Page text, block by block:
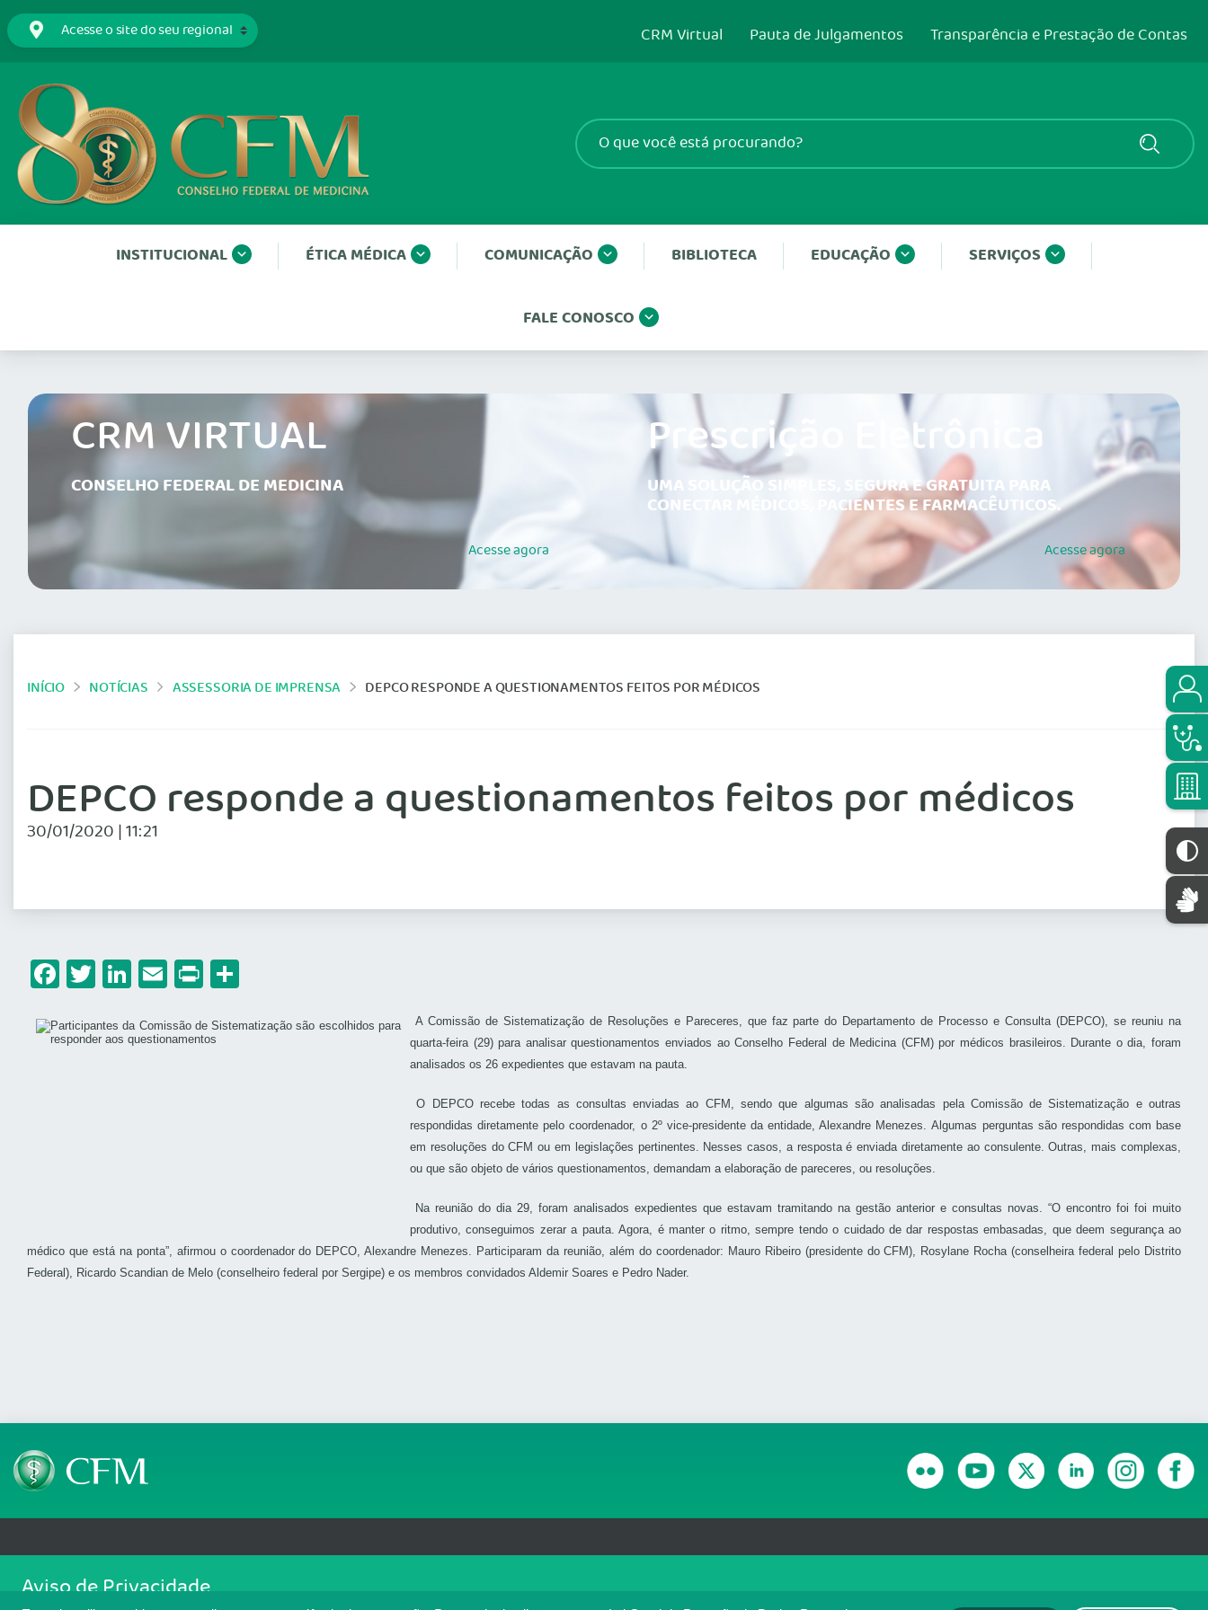
CRM Virtual Pauta de Julgamentos Transparência e Prestação de Contas
INSTITUCIONAL ÉTICA MÉDICA COMUNICAÇÃO BIBLIOTECA EDUCAÇÃO SERVIÇOS
FALE CONOSCO
CRM VIRTUAL
CONSELHO FEDERAL DE MEDICINA
Acesseagora
Prescrição Eletrônica
UMA SOLUÇÃO SIMPLES, SEGURA E GRATUITA PARA
CONECTAR MÉDICOS, PACIENTES E FARMACÊUTICOS.
Acesseagora
INÍCIO NOTÍCIAS ASSESSORIA DE IMPRENSA DEPCO RESPONDE A QUESTIONAMENTOS FEITOS POR MÉDICOS
DEPCO responde a questionamentos feitos por médicos
30/01/2020 | 11:21
Facebook
Twitter
LinkedIn
Email
Print
A Comissão de Sistematização de Resoluções e Pareceres, que faz parte do Departamento de Processo e Consulta (DEPCO), se reuniu na
quarta-feira (29) para analisar questionamentos enviados ao Conselho Federal de Medicina (CFM) por médicos brasileiros. Durante o dia, foram
analisados os 26 expedientes que estavam na pauta.
O DEPCO recebe todas as consultas enviadas ao CFM, sendo que algumas são analisadas pela Comissão de Sistematização e outras
respondidas diretamente pelo coordenador, o 2º vice-presidente da entidade, Alexandre Menezes.Algumas perguntas são respondidas com base
em resoluções do CFM ou em legislações pertinentes. Nesses casos, a resposta é enviada diretamente ao consulente. Outras, mais complexas,
ou que são objeto de vários questionamentos, demandam a elaboração de pareceres, ou resoluções.
Na reunião do dia 29, foram analisados expedientes que estavam tramitando na gestão anterior e consultas novas. “O encontro foi foi muito
produtivo, conseguimos zerar a pauta. Agora, é manter o ritmo, sempre tendo o cuidado de dar respostas embasadas, que deem segurança ao
médico que está na ponta”, afirmou o coordenador do DEPCO, Alexandre Menezes. Participaram da reunião, além do coordenador: Mauro Ribeiro (presidente do CFM), Rosylane Rocha (conselheira federal pelo Distrito
Federal), Ricardo Scandian de Melo (conselheiro federal por Sergipe) e os membros convidados Aldemir Soares e Pedro Nader.
SGAS 616, Conjunto D, Lote 115, L2 Sul, Brasília/DF - CEP: 70200-760 - CNPJ: 33.583.550/0001-30
Aviso de Privacidade